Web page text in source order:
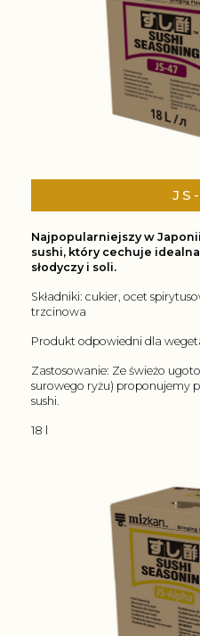
Najpopularniejszy w
sushi, który cechuje
słodyczy i soli.
Składniki: cukier, ocet
trzcinowa
Produkt odpowiedni dla
Zastosowanie: Ze świeżo
surowego ryżu) proponujemy
sushi.
18 l